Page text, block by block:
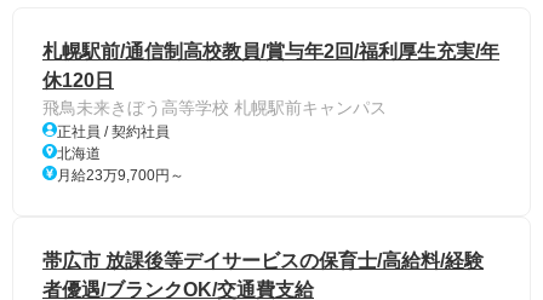
札幌駅前/通信制高校教員/賞与年2回/福利厚生充実/年
休120日
飛鳥未来きぼう高等学校 札幌駅前キャンパス
正社員 / 契約社員
北海道
月給23万9,700円～
帯広市 放課後等デイサービスの保育士/高給料/経験
者優遇/ブランクOK/交通費支給